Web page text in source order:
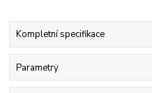
Kompletní specifikace
Parametry